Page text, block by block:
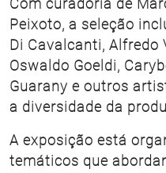
Com curadoria de
Peixoto, a seleção
Di Cavalcanti, Alfredo
Oswaldo Goeldi,
Guarany e outros
a diversidade da
A exposição está
temáticos que